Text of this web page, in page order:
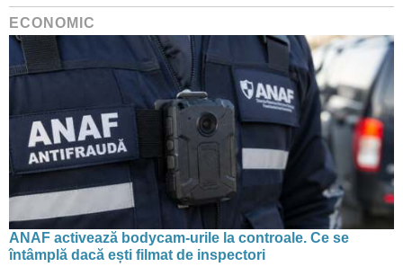
ECONOMIC
ANAF activează bodycam-urile la controale. Ce se
întâmplă dacă ești filmat de inspectori